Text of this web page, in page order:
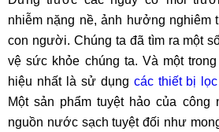
nhiễm nặng nề, ảnh hưởng nghiêm
con người. Chúng ta đã tìm ra một
vệ sức khỏe chúng ta. Và một
hiệu nhất là sử dụng các thiết bị
Một sản phẩm tuyệt hảo của công
nguồn nước sạch tuyệt đối như